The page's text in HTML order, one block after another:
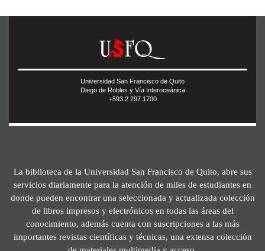
Universidad San Francisco de Quito
Diego de Robles y Vía Interoceánica
+593 2 297 1700
La biblioteca de la Universidad San Francisco de Quito, abre sus
servicios diariamente para la atención de miles de estudiantes en
donde pueden encontrar una seleccionada y actualizada colección
de libros impresos y electrónicos en todas las áreas del
conocimiento, además cuenta con suscripciones a las más
importantes revistas científicas y técnicas, una extensa colección